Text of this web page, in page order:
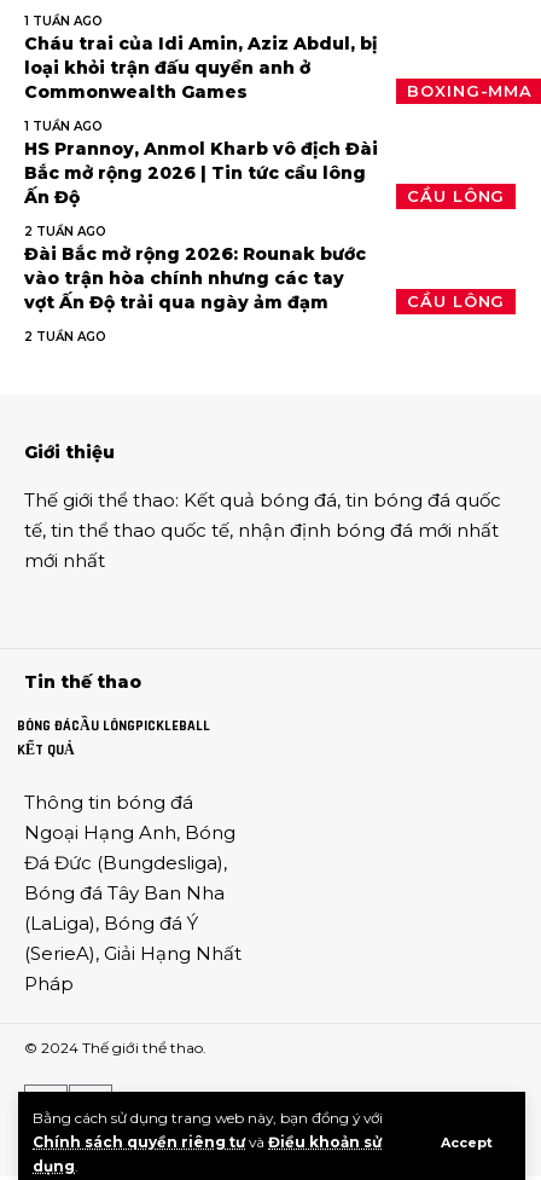
Bằng cách sử dụng trang web này, bạn đồng ý với
Chính sách quyền riêng tưvà Điều khoản sử
dụng.
Accept
1 TUẦN AGO
BOXING-MMA
Cháu trai của Idi Amin, Aziz Abdul, bị
loại khỏi trận đấu quyền anh ở
Commonwealth Games
1 TUẦN AGO
CẦU LÔNG
HS Prannoy, Anmol Kharb vô địch Đài
Bắc mở rộng 2026 | Tin tức cầu lông
Ấn Độ
2 TUẦN AGO
CẦU LÔNG
Đài Bắc mở rộng 2026: Rounak bước
vào trận hòa chính nhưng các tay
vợt Ấn Độ trải qua ngày ảm đạm
2 TUẦN AGO
Giới thiệu
Thế giới thể thao: Kết quả bóng đá, tin bóng đá quốc
tế, tin thể thao quốc tế, nhận định bóng đá mới nhất
mới nhất
Tin thế thao
BÓNG ĐÁCẦU LÔNGPICKLEBALL
KẾT QUẢ
Thông tin bóng đá
Ngoại Hạng Anh, Bóng
Đá Đức (Bungdesliga),
Bóng đá Tây Ban Nha
(LaLiga), Bóng đá Ý
(SerieA), Giải Hạng Nhất
Pháp
© 2024 Thế giới thể thao.